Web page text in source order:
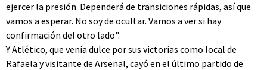
ejercer la presión. Dependerá de transiciones rápidas, así que
vamos a esperar. No soy de ocultar. Vamos a ver si hay
confirmación del otro lado".
Y Atlético, que venía dulce por sus victorias como local de
Rafaela y visitante de Arsenal, cayó en el último partido de